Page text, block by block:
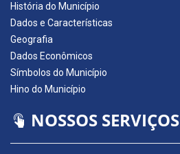
História do Município
Dados e Características
Geografia
Dados Econômicos
Símbolos do Município
Hino do Município
NOSSOS SERVIÇOS